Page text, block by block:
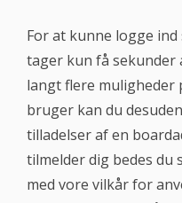
For at kunne logge
tager kun få sekunder
langt flere muligheder
bruger kan du
tilladelser af en
tilmelder dig bedes du
med vore vilkår for